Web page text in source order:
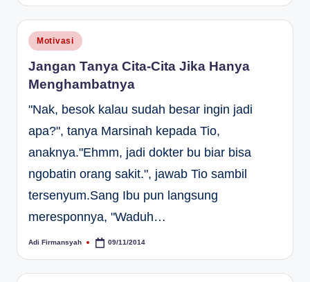
Posted
in
Motivasi
Jangan Tanya Cita-Cita Jika Hanya
Menghambatnya
"Nak, besok kalau sudah besar ingin jadi
apa?", tanya Marsinah kepada Tio,
anaknya."Ehmm, jadi dokter bu biar bisa
ngobatin orang sakit.", jawab Tio sambil
tersenyum.Sang Ibu pun langsung
meresponnya, "Waduh…
Posted
Adi Firmansyah 09/11/2014